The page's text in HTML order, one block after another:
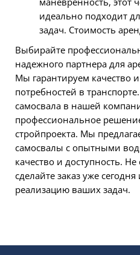
идеально подходит
задач. Стоимость
Выбирайте
надежного партнера для
Мы гарантируем качество
потребностей в транспорте.
самосвала в нашей
профессиональное
стройпроекта. Мы
самосвалы с опытными
качество и доступность.
сделайте заказ уже
реализацию ваших задач.